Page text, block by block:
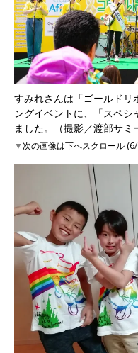
すみれさんは「ゴールドリ
ングイベントに、「スペ
ました。（撮影／渡部サミ
▼次の画像は下へスクロール